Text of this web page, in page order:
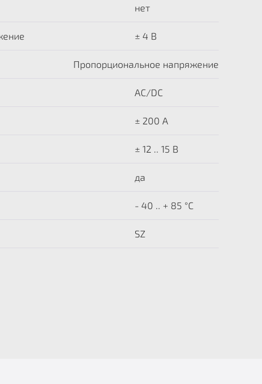
нет
± 4 В
Пропорциональное напряжение
AC/DC
± 200 A
± 12 .. 15 В
да
- 40 .. + 85 °C
SZ